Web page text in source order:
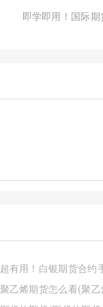
即学即用！国际
超有用！白银期货合约
聚乙烯期货怎么看(聚